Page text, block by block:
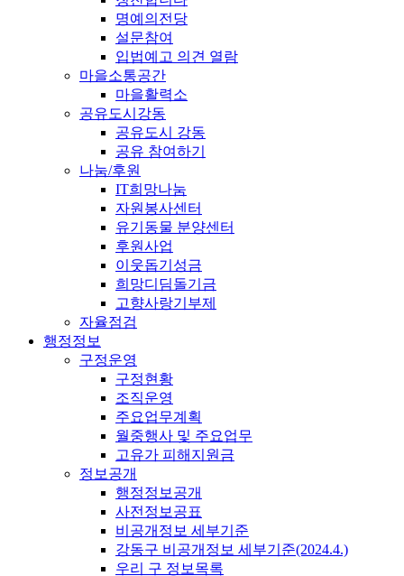
명예의전당
설문참여
입법예고 의견 열람
마을소통공간
마을활력소
공유도시강동
공유도시 강동
공유 참여하기
나눔/후원
IT희망나눔
자원봉사센터
유기동물 분양센터
후원사업
이웃돕기성금
희망디딤돌기금
고향사랑기부제
자율점검
행정정보
구정운영
구정현황
조직운영
주요업무계획
월중행사 및 주요업무
고유가 피해지원금
정보공개
행정정보공개
사전정보공표
비공개정보 세부기준
강동구 비공개정보 세부기준(2024.4.)
우리 구 정보목록